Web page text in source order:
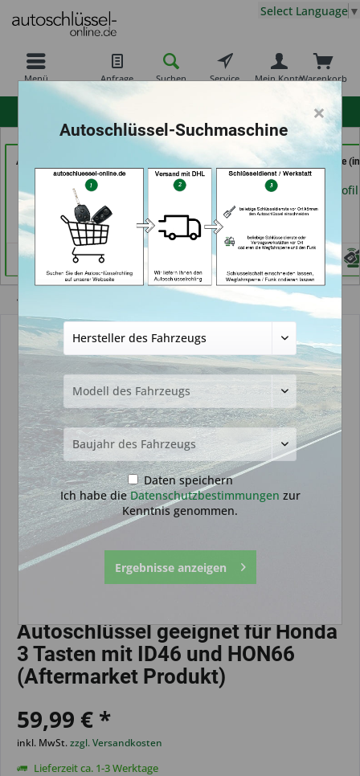
Menü Anfrage Suchen Service Warenkorb
Mein Konto
Select Language ▼
AutoAufsperrer (in Bad
Arolsen)
Händlerprofil
Service Punkt (in
Bremen)
Händlerprofil
RAPID Service (in
Fellbach)
Händlerprofil
Autoschlüssel geeignet für Honda
3 Tasten mit ID46 und HON66
(Aftermarket Produkt)
59,99 € *
inkl. MwSt.zzgl. Versandkosten
Lieferzeit ca. 1-3 Werktage
×
Autoschlüssel-Suchmaschine
Daten speichern
Ich habe dieDatenschutzbestimmungen zur
Kenntnis genommen.
Ergebnisse anzeigen